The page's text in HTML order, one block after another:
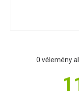
0 vélemény